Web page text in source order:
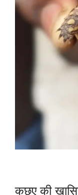
कछुए की